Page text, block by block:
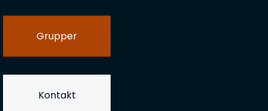
Grupper
Kontakt